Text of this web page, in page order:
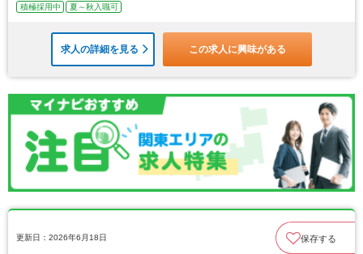
積極採用中 夏～秋入職可
求人の詳細を見る この求人に興味がある
更新日：2026年6月18日 保存する